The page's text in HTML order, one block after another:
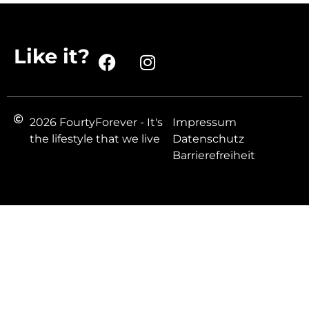
Like it?
2026 FourtyForever - It's
the lifestyle that we live
Impressum
Datenschutz
Barrierefreiheit